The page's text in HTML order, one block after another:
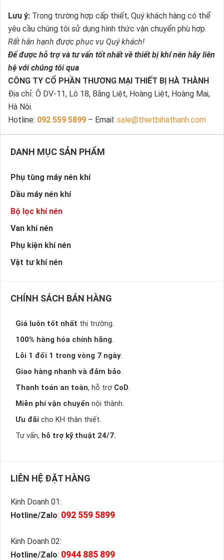
DANH MỤC SẢN PHẨM
Phụ tùng máy nén khí
Dầu máy nén khí
Bộ lọc khí nén
Van khí nén
Phụ kiện khí nén
Vật tư khí nén
CHÍNH SÁCH BÁN HÀNG
Giá luôn tốt nhất thị trường.
100% hàng hóa chính hãng.
Lỗi 1 đổi 1 trong vòng 7 ngày.
Giao hàng nhanh và đảm bảo.
Thanh toán an toàn, hỗ trợ CoD.
Miễn phí vận chuyển nội thành.
Ưu đãi cho KH thân thiết.
Tư vấn, hỗ trợ kỹ thuật 24/7.
LIÊN HỆ ĐẶT HÀNG
Kinh Doanh 01:
Hotline/Zalo: 092 559 5899
Kinh Doanh 02:
Hotline/Zalo: 0944 885 899
Lưu ý: Trong trường hợp cấp thiết, Quý khách hàng có thể
yêu cầu chúng tôi sử dụng hình thức vận chuyển phù hợp.
Rất hân hạnh được phục vụ Quý khách!
Để được hỗ trợ và tư vấn tốt nhất về thiết bị khí nén hãy liên
hệ với chúng tôi qua
CÔNG TY CỔ PHẦN THƯƠNG MẠI THIẾT BỊ HÀ THÀNH
Địa chỉ: Ô DV-11, Lô 18, Bằng Liệt, Hoàng Liệt, Hoàng Mai,
Hà Nội.
Hotline: 092 559 5899 – Email: sale@thietbihathanh.com